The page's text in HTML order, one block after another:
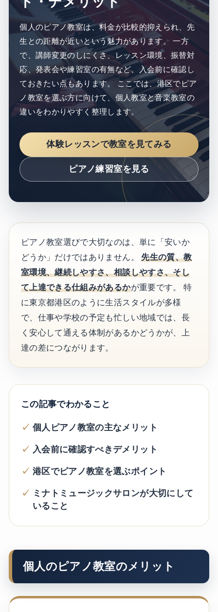
個人のピアノ教室は、料金が比較的抑えられ、先
生との距離が近いという魅力があります。 一方
で、講師変更のしにくさ、レッスン環境、振替対
応、発表会や練習室の有無など、入会前に確認し
ておきたい点もあります。 ここでは、港区でピア
ノ教室を選ぶ方に向けて、個人教室と音楽教室の
違いをわかりやすく整理します。
体験レッスンで教室を見てみる
ピアノ練習室を見る
ピアノ教室選びで大切なのは、単に「安いか
どうか」だけではありません。先生の質、教
室環境、継続しやすさ、相談しやすさ、そし
て上達できる仕組みがあるかが重要です。 特
に東京都港区のように生活スタイルが多様
で、仕事や学校の予定も忙しい地域では、長
く安心して通える体制があるかどうかが、上
達の差につながります。
この記事でわかること
個人ピアノ教室の主なメリット
入会前に確認すべきデメリット
港区でピアノ教室を選ぶポイント
ミナトミュージックサロンが大切にして
いること
個人のピアノ教室のメリット